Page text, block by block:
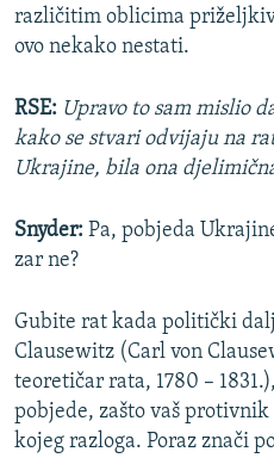
različitim oblicima
ovo nekako nestati.
RSE: Upravo to sam mislio
kako se stvari odvijaju na
Ukrajine, bila ona
Snyder: Pa, pobjeda
zar ne?
Gubite rat kada politički
Clausewitz (Carl von
teoretičar rata, 1780 –
pobjede, zašto vaš
kojeg razloga. Poraz znači